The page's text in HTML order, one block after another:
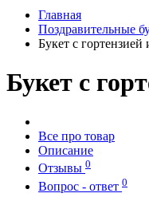
Главная
Поздравительные
Букет с гортензией
Букет с
Все про товар
Описание
Отзывы 0
Вопрос - ответ 0